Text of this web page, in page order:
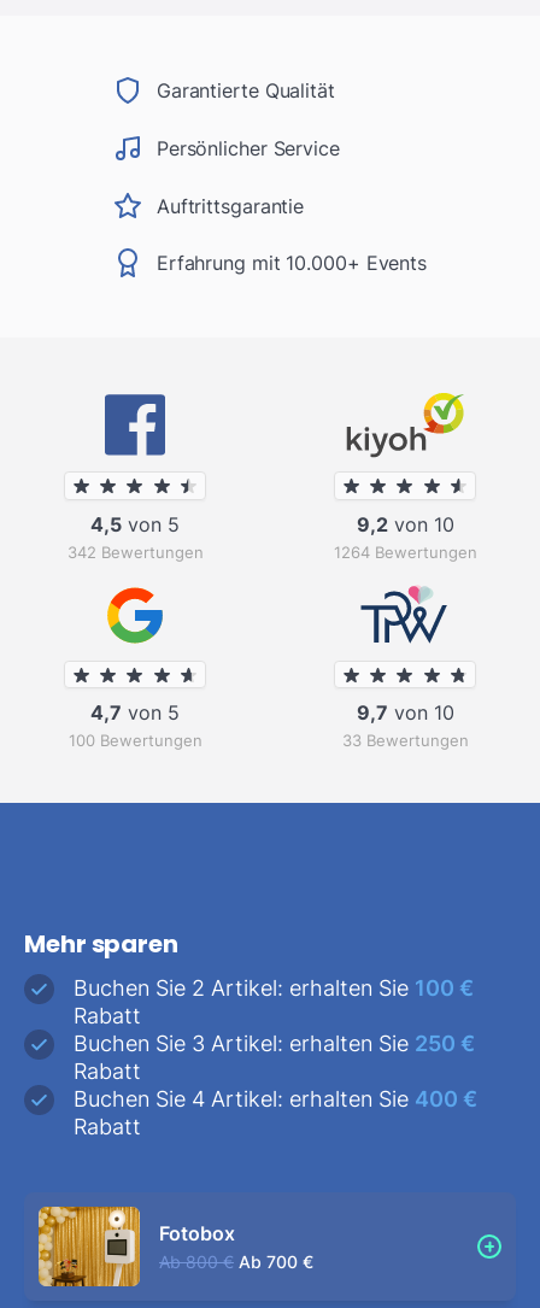
Garantierte Qualität
Persönlicher Service
Auftrittsgarantie
Erfahrung mit 10.000+ Events
4,5 von 5
342 Bewertungen
9,2von 10
1264 Bewertungen
4,7 von 5
100 Bewertungen
9,7 von 10
33 Bewertungen
Mehr sparen
Buchen Sie 2 Artikel: erhalten Sie 100 €
Rabatt
Buchen Sie 3 Artikel: erhalten Sie 250 €
Rabatt
Buchen Sie 4 Artikel: erhalten Sie 400 €
Rabatt
Fotobox
Ab 800 € Ab 700 €